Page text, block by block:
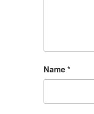
Name*